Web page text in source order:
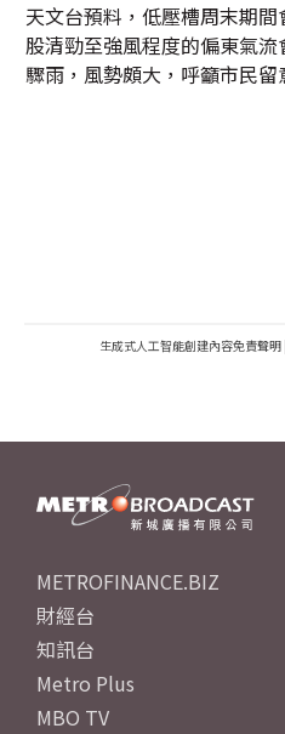
天文台預料，低壓槽周末期
股清勁至強風程度的偏東氣
驟雨，風勢頗大，呼籲市民留
生成式人工智能創建內容免責聲明
METROFINANCE.BIZ
財經台
知訊台
Metro Plus
MBO TV